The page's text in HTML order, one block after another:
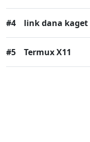
#4 link dana kaget
#5 Termux X11